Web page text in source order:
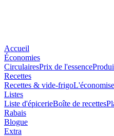
Accueil
Économies
CirculairesPrix de l'essence
Recettes
Recettes & vide-frigo
Listes
Liste d'épicerieBoîte de recettes
Rabais
Blogue
Extra